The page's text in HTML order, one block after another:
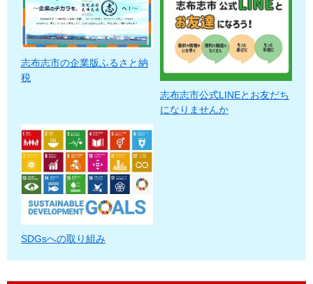
志布志市の企業版ふるさと納
税
志布志市公式LINEとお友だち
になりませんか
SDGsへの取り組み